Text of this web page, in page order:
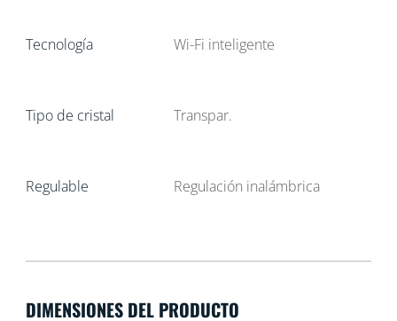
Tecnología Wi-Fi inteligente
Tipo de cristal Transpar.
Regulable Regulación inalámbrica
DIMENSIONES DEL PRODUCTO